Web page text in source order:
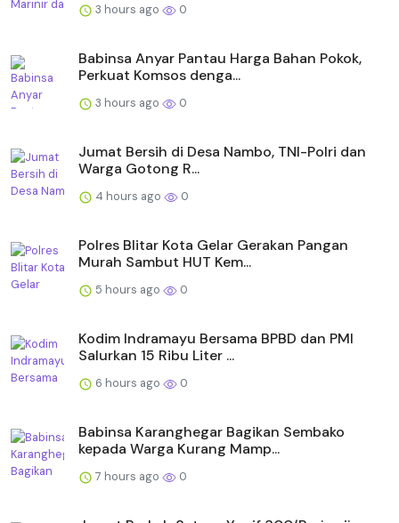
3 hours ago 0
Babinsa Anyar Pantau Harga Bahan Pokok,
Perkuat Komsos denga...
3 hours ago 0
Jumat Bersih di Desa Nambo, TNI-Polri dan
Warga Gotong R...
4 hours ago 0
Polres Blitar Kota Gelar Gerakan Pangan
Murah Sambut HUT Kem...
5 hours ago 0
Kodim Indramayu Bersama BPBD dan PMI
Salurkan 15 Ribu Liter ...
6 hours ago 0
Babinsa Karanghegar Bagikan Sembako
kepada Warga Kurang Mamp...
7 hours ago 0